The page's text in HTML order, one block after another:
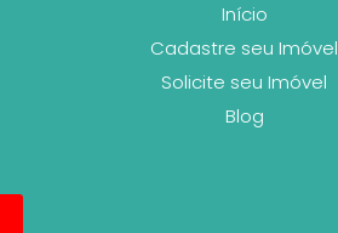
Início
Cadastre seu Imóvel
Solicite seu Imóvel
Blog